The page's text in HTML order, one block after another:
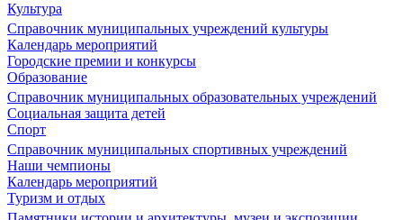
Культура
Справочник муниципальных учреждений культуры
Календарь мероприятий
Городские премии и конкурсы
Образование
Справочник муниципальных образовательных учреждений
Социальная защита детей
Спорт
Справочник муниципальных спортивных учреждений
Наши чемпионы
Календарь мероприятий
Туризм и отдых